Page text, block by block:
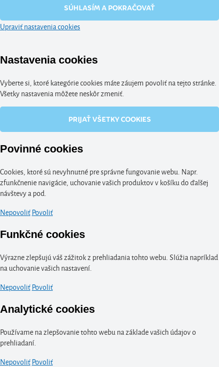
SÚHLASÍM A POKRAČOVAŤ
Upraviť nastavenia cookies
Nastavenia cookies
Vyberte si, ktoré kategórie cookies máte záujem povoliť na tejto stránke.
Všetky nastavenia môžete neskôr zmeniť.
PRIJAŤ VŠETKY COOKIES
Povinné cookies
Cookies, ktoré sú nevyhnutné pre správne fungovanie webu. Napr.
zfunkčnenie navigácie, uchovanie vašich produktov v košíku do ďalšej
návštevy a pod.
NepovoliťPovoliť
Funkčné cookies
Výrazne zlepšujú váš zážitok z prehliadania tohto webu. Slúžia napríklad
na uchovanie vašich nastavení.
NepovoliťPovoliť
Analytické cookies
Používame na zlepšovanie tohto webu na základe vašich údajov o
prehliadaní.
NepovoliťPovoliť